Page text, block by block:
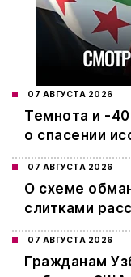
07 АВГУСТА 2026
Темнота и -
о спасении
07 АВГУСТА 2026
О схеме
слитками
07 АВГУСТА 2026
Гражданам